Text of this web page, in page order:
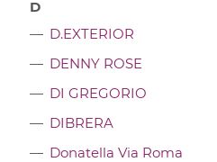
D
D.EXTERIOR
DENNY ROSE
DI GREGORIO
DIBRERA
Donatella Via Roma